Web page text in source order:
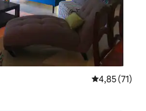
Évaluation
4,85 (71)